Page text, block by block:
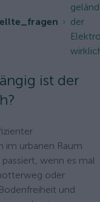
der
ist der
im urbanen Raum
wenn es mal
oder
und